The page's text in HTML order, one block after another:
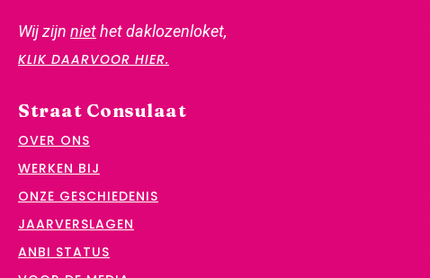
Wij zijn niethet daklozenloket,
KLIK DAARVOOR HIER.
Straat Consulaat
OVER ONS
WERKEN BIJ
ONZE GESCHIEDENIS
JAARVERSLAGEN
ANBI STATUS